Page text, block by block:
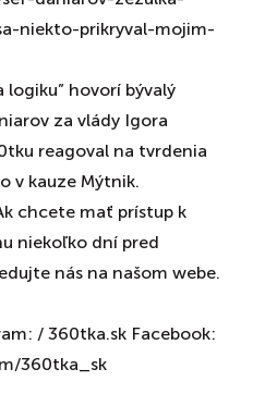
niekto-prikryval-mojim-
hovorí bývalý
za vlády Igora
reagoval na tvrdenia
v kauze Mýtnik.
chcete mať prístup k
niekoľko dní pred
nás na našom webe.
/ 360tka.sk Facebook:
360tka_sk